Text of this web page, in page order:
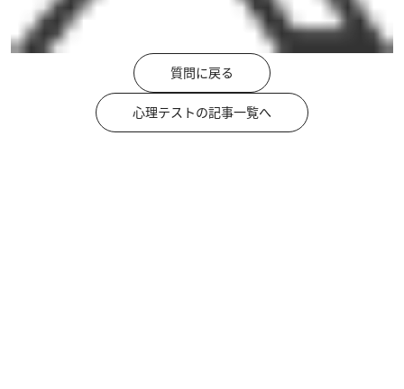
質問に戻る
心理テストの記事一覧へ